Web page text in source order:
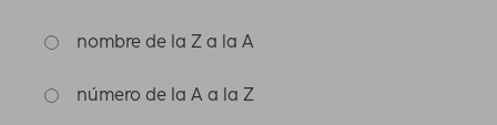
nombre de la Z a la A
número de la A a la Z